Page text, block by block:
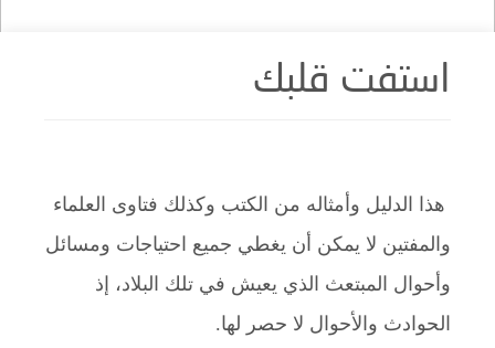
استفت قلبك
هذا الدليل وأمثاله من الكتب وكذلك فتاوى العلماء
والمفتين لا يمكن أن يغطي جميع احتياجات ومسائل
وأحوال المبتعث الذي يعيش في تلك البلاد، إذ
الحوادث والأحوال لا حصر لها.